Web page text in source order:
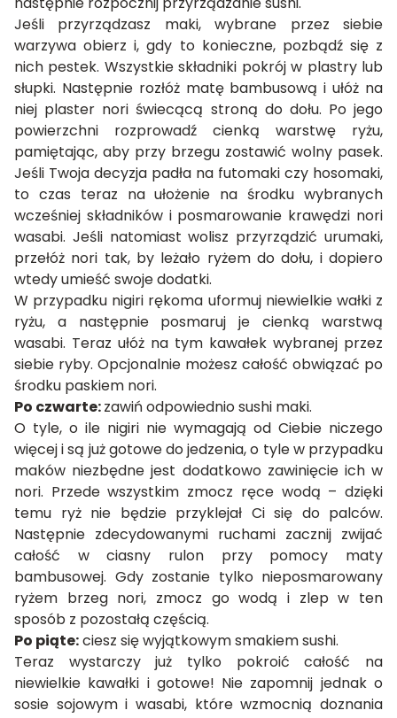
Jeśli przyrządzasz maki, wybrane przez siebie
warzywa obierz i, gdy to konieczne, pozbądź się z
nich pestek. Wszystkie składniki pokrój w plastry lub
słupki. Następnie rozłóż matę bambusową i ułóż na
niej plaster nori świecącą stroną do dołu. Po jego
powierzchni rozprowadź cienką warstwę ryżu,
pamiętając, aby przy brzegu zostawić wolny pasek.
Jeśli Twoja decyzja padła na futomaki czy hosomaki,
to czas teraz na ułożenie na środku wybranych
wcześniej składników i posmarowanie krawędzi nori
wasabi. Jeśli natomiast wolisz przyrządzić urumaki,
przełóż nori tak, by leżało ryżem do dołu, i dopiero
wtedy umieść swoje dodatki.
W przypadku nigiri rękoma uformuj niewielkie wałki z
ryżu, a następnie posmaruj je cienką warstwą
wasabi. Teraz ułóż na tym kawałek wybranej przez
siebie ryby. Opcjonalnie możesz całość obwiązać po
środku paskiem nori.
Po czwarte:zawiń odpowiednio sushi maki.
O tyle, o ile nigiri nie wymagają od Ciebie niczego
więcej i są już gotowe do jedzenia, o tyle w przypadku
maków niezbędne jest dodatkowo zawinięcie ich w
nori. Przede wszystkim zmocz ręce wodą – dzięki
temu ryż nie będzie przyklejał Ci się do palców.
Następnie zdecydowanymi ruchami zacznij zwijać
całość w ciasny rulon przy pomocy maty
bambusowej. Gdy zostanie tylko nieposmarowany
ryżem brzeg nori, zmocz go wodą i zlep w ten
sposób z pozostałą częścią.
Po piąte:ciesz się wyjątkowym smakiem sushi.
Teraz wystarczy już tylko pokroić całość na
niewielkie kawałki i gotowe! Nie zapomnij jednak o
sosie sojowym i wasabi, które wzmocnią doznania